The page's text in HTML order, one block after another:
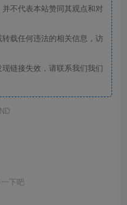
不代表本站赞同其观点和对
载任何违法的相关信息，访
链接失效，请联系我们我们
下吧